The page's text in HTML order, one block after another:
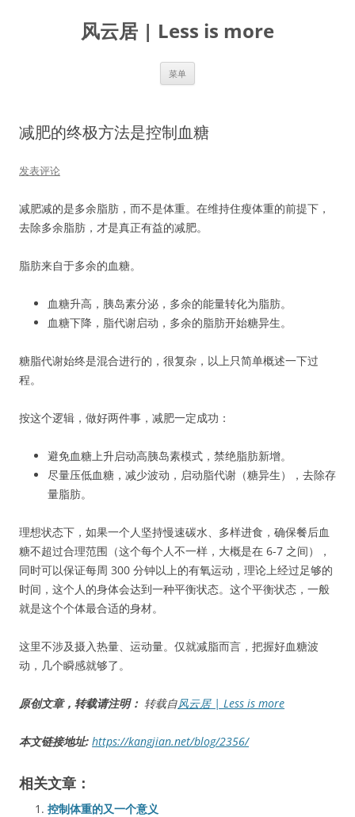
风云居 | Less is more
菜单
减肥的终极方法是控制血糖
发表评论
减肥减的是多余脂肪，而不是体重。在维持住瘦体重的前提下，
去除多余脂肪，才是真正有益的减肥。
脂肪来自于多余的血糖。
血糖升高，胰岛素分泌，多余的能量转化为脂肪。
血糖下降，脂代谢启动，多余的脂肪开始糖异生。
糖脂代谢始终是混合进行的，很复杂，以上只简单概述一下过
程。
按这个逻辑，做好两件事，减肥一定成功：
避免血糖上升启动高胰岛素模式，禁绝脂肪新增。
尽量压低血糖，减少波动，启动脂代谢（糖异生），去除存
量脂肪。
理想状态下，如果一个人坚持慢速碳水、多样进食，确保餐后血
糖不超过合理范围（这个每个人不一样，大概是在 6-7 之间），
同时可以保证每周 300 分钟以上的有氧运动，理论上经过足够的
时间，这个人的身体会达到一种平衡状态。这个平衡状态，一般
就是这个个体最合适的身材。
这里不涉及摄入热量、运动量。仅就减脂而言，把握好血糖波
动，几个瞬感就够了。
原创文章，转载请注明： 转载自风云居 | Less is more
本文链接地址: https://kangjian.net/blog/2356/
相关文章：
控制体重的又一个意义